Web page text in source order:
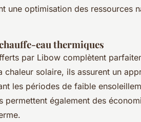
une optimisation des ressources
eau thermiques
par Libow complètent
solaire, ils assurent un
les périodes de faible
permettent également des